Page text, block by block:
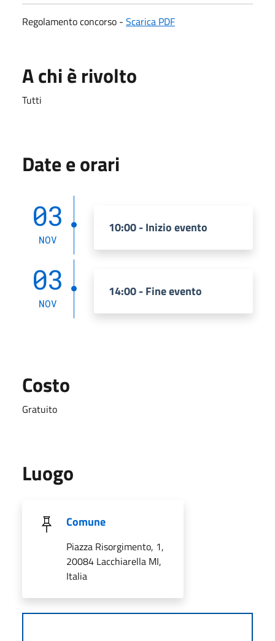
Regolamento concorso - Scarica PDF
A chi è rivolto
Tutti
Date e orari
03
NOV
10:00 - Inizio evento
03
NOV
14:00 - Fine evento
Costo
Gratuito
Luogo
Comune
Piazza Risorgimento, 1,
20084 Lacchiarella MI,
Italia